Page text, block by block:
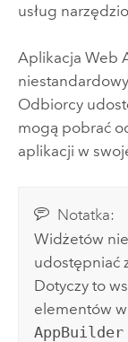
usług
Aplikacja Web
Odbiorcy
mogą pobrać
aplikacji w
Notatka:
Widżetów
udostępniać
Dotyczy to
elementów